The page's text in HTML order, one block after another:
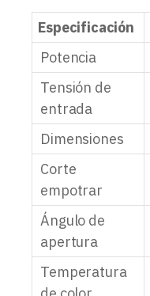
Especificación
Potencia
Tensión de
entrada
Dimensiones
Corte
empotrar
Ángulo de
apertura
Temperatura